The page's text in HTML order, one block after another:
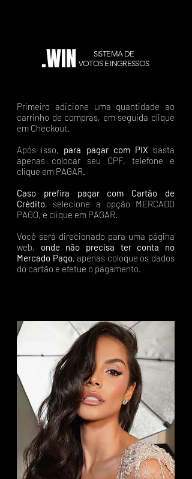
.WIN
SISTEMA DE
VOTOS E INGRESSOS
Primeiro adicione uma quantidade ao
carrinho de compras, em seguida clique
em Checkout.
Após isso, para pagar com PIX basta
apenas colocar seu CPF, telefone e
clique em PAGAR.
Caso prefira pagar com Cartão de
Crédito, selecione a opção MERCADO
PAGO, e clique em PAGAR.
Você será direcionado para uma página
web, onde não precisa ter conta no
Mercado Pago, apenas coloque os dados
do cartão e efetue o pagamento.